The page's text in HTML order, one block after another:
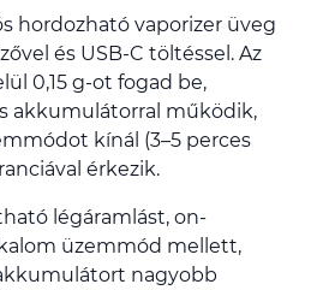
hordozható vaporizer üveg
és USB-C töltéssel. Az
0,15 g-ot fogad be,
akkumulátorral működik,
kínál (3–5 perces
érkezik.
légáramlást, on-
üzemmód mellett,
nagyobb